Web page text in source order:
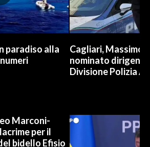
paradiso alla
Cagliari, Massimo
nominato
Divisione Polizia
Marconi-
per il
bidello Efisio